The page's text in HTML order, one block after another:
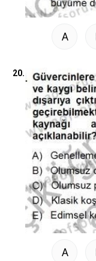
A
20.
A